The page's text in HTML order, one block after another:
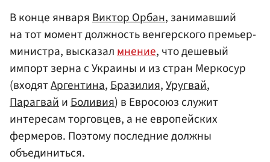
В конце январяВиктор Орбан, занимавший
на тот момент должность венгерского премьер-
министра, высказалмнение, что дешевый
импорт зерна с Украины и из стран Меркосур
(входятАргентина,Бразилия,Уругвай,
ПарагвайиБоливия) в Евросоюз служит
интересам торговцев, а не европейских
фермеров. Поэтому последние должны
объединиться.